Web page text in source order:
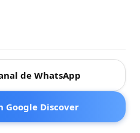
de WhatsApp
Google Discover